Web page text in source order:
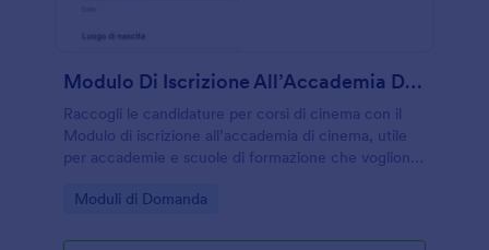
Modulo Di Iscrizione All’Accademia Di Cinema
Raccogli le candidature per corsi di cinema con il
Modulo di iscrizione all’accademia di cinema, utile
per accademie e scuole di formazione che vogliono
collection in un unico modulo online.
Go to Category:
Moduli di Domanda